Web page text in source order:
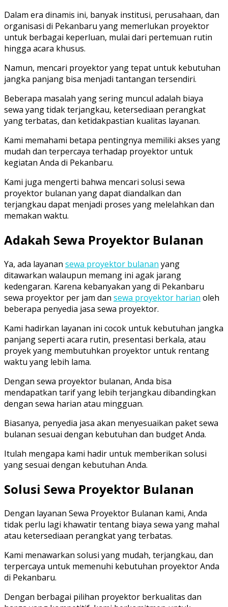
Dalam era dinamis ini, banyak institusi, perusahaan, dan
organisasi di Pekanbaru yang memerlukan proyektor
untuk berbagai keperluan, mulai dari pertemuan rutin
hingga acara khusus.
Namun, mencari proyektor yang tepat untuk kebutuhan
jangka panjang bisa menjadi tantangan tersendiri.
Beberapa masalah yang sering muncul adalah biaya
sewa yang tidak terjangkau, ketersediaan perangkat
yang terbatas, dan ketidakpastian kualitas layanan.
Kami memahami betapa pentingnya memiliki akses yang
mudah dan terpercaya terhadap proyektor untuk
kegiatan Anda di Pekanbaru.
Kami juga mengerti bahwa mencari solusi sewa
proyektor bulanan yang dapat diandalkan dan
terjangkau dapat menjadi proses yang melelahkan dan
memakan waktu.
Adakah Sewa Proyektor Bulanan
Ya, ada layanan sewa proyektor bulanan yang
ditawarkan walaupun memang ini agak jarang
kedengaran. Karena kebanyakan yang di Pekanbaru
sewa proyektor per jam dan sewa proyektor harian oleh
beberapa penyedia jasa sewa proyektor.
Kami hadirkan layanan ini cocok untuk kebutuhan jangka
panjang seperti acara rutin, presentasi berkala, atau
proyek yang membutuhkan proyektor untuk rentang
waktu yang lebih lama.
Dengan sewa proyektor bulanan, Anda bisa
mendapatkan tarif yang lebih terjangkau dibandingkan
dengan sewa harian atau mingguan.
Biasanya, penyedia jasa akan menyesuaikan paket sewa
bulanan sesuai dengan kebutuhan dan budget Anda.
Itulah mengapa kami hadir untuk memberikan solusi
yang sesuai dengan kebutuhan Anda.
Solusi Sewa Proyektor Bulanan
Dengan layanan Sewa Proyektor Bulanan kami, Anda
tidak perlu lagi khawatir tentang biaya sewa yang mahal
atau ketersediaan perangkat yang terbatas.
Kami menawarkan solusi yang mudah, terjangkau, dan
terpercaya untuk memenuhi kebutuhan proyektor Anda
di Pekanbaru.
Dengan berbagai pilihan proyektor berkualitas dan